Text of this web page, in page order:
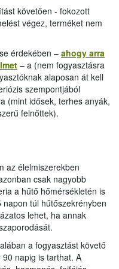
követően - fokozott
végez, terméket nem
érdekében – ahogy arra
– a (nem fogyasztásra
alaposan át kell
szempontjából
(mint idősek, terhes anyák,
felnőttek).
az élelmiszerekben
csak nagyobb
a hűtő hőmérsékletén is
túl hűtőszekrényben
lehet, ha annak
a fogyasztást követő
napig is tarthat. A